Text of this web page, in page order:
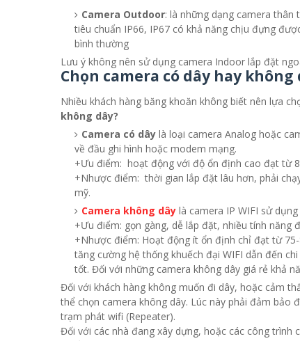
Camera Outdoor: là những dạng camera
tiêu chuẩn IP66, IP67 có khả năng chịu đựng
bình thường
Lưu ý không nên sử dụng camera Indoor lắp đặt
Chọn camera có dây hay không
Nhiều khách hàng băng khoăn không biết nên lựa
không dây?
Camera có dây là loại camera Analog hoặc
về đầu ghi hình hoặc modem mạng.
+Ưu điểm: hoạt động với độ ổn định cao đạt từ
+Nhược điểm: thời gian lắp đặt lâu hơn, phải
mỹ.
Camera không dây là camera IP WIFI sử
+Ưu điểm: gọn gàng, dễ lắp đặt, nhiều tính năng
+Nhược điểm: Hoạt động ít ổn định chỉ đạt từ
tăng cường hệ thống khuếch đại WIFI dẫn đến
tốt. Đối với những camera không dây giá rẻ khả
Đối với khách hàng không muốn đi dây, hoặc cảm
thể chọn camera không dây. Lúc này phải đảm bảo
trạm phát wifi (Repeater).
Đối với các nhà đang xây dựng, hoặc các công trình